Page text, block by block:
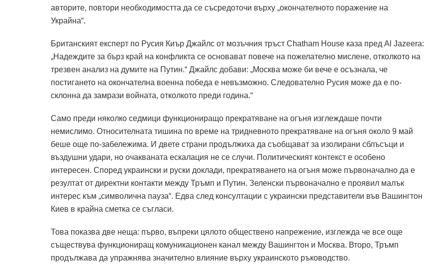
авторите, повтори необходимостта да се съсредоточи върху „окончателното поражение на
Украйна“.
Британският експерт по Русия Киър Джайлс от мозъчния тръст Chatham House каза пред Al Jazeera:
„Надеждите за бърз край на конфликта се основават повече на пожелателно мислене, отколкото на
трезвен анализ на думите на Путин.“ Джайлс добави: „Москва може би вече е осъзнала, че
постигането на окончателна военна победа е невъзможно. Следователно Русия може да е по-
склонна да замрази войната, отколкото преди година.“
Само преди няколко седмици функциониращо прекратяване на огъня изглеждаше почти
немислимо. Относителната тишина по време на тридневното прекратяване на огъня около 9 май
беше още по-забележима. И двете страни продължиха да съобщават за изолирани сблъсъци и
въздушни удари, но очакваната ескалация не се случи. Политическият контекст е особено
интересен. Според украински и руски доклади, прекратяването на огъня може първоначално да е
резултат от директни контакти между Тръмп и Путин. Зеленски първоначално е проявил малък
интерес към „символична пауза“. Едва след консултации с украински представители във Вашингтон
Киев в крайна сметка се съгласи.
Това показва две неща: първо, въпреки цялото обществено напрежение, изглежда че все още
съществува функциониращ комуникационен канал между Вашингтон и Москва. Второ, Тръмп
продължава да упражнява значително влияние върху украинското ръководство.